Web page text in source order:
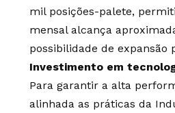
mil posições-palete,
mensal alcança
possibilidade de expansão
Investimento em
Para garantir a alta
alinhada as práticas da